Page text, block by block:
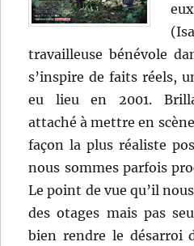
travailleuse bénévole
s’inspire de faits réels,
eu lieu en 2001.
attaché à mettre en
façon la plus réaliste
nous sommes parfois
Le point de vue qu’il
des otages mais pas
bien rendre le désarroi